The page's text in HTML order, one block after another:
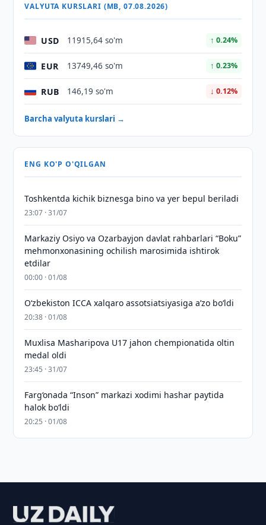
VALYUTA KURSLARI (MB, 07.08.2026)
USD 11915,64 so'm ↑ 0.24%
EUR 13749,46 so'm ↑ 0.23%
RUB 146,19 so'm ↓ 0.12%
Barcha valyuta kurslari →
ENG KO'P O'QILGAN
Toshkentda kichik biznesga bino va yer bepul beriladi
23:07 · 31/07
Markaziy Osiyo va Ozarbayjon davlat rahbarlari “Boku”
mehmonxonasining ochilish marosimida ishtirok
etdilar
00:00 · 01/08
O‘zbekiston ICCA xalqaro assotsiatsiyasiga aʼzo bo‘ldi
20:38 · 01/08
Muxlisa Masharipova U17 jahon chempionatida oltin
medal oldi
23:45 · 31/07
Farg‘onada “Inson” markazi xodimi hashar paytida
halok bo‘ldi
20:25 · 01/08